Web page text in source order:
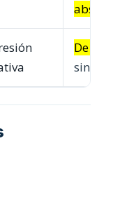
De
sin